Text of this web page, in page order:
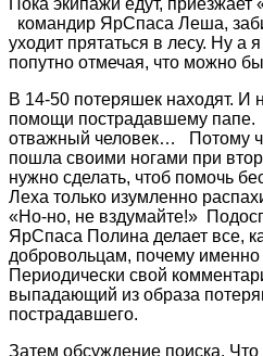
командир ЯрСпаса Леша,
уходит прятаться в лесу. Ну а
попутно отмечая, что можно
В 14-50 потеряшек находят. И
помощи пострадавшему папе.
отважный человек… Потому
пошла своими ногами при
нужно сделать, чтоб помочь
Леха только изумленно
«Но-но, не вздумайте!»
ЯрСпаса Полина делает все,
добровольцам, почему именно
Периодически свой
выпадающий из образа
пострадавшего.
Затем обсуждение поиска.